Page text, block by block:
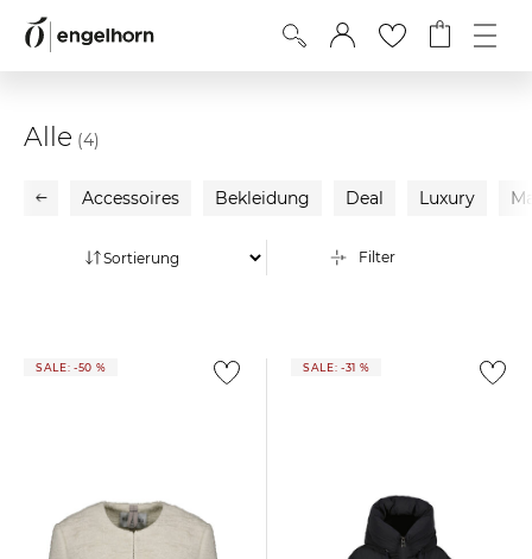
Alle (4)
Accessoires Bekleidung Deal Luxury
Filter
SALE: -50 % SALE: -31 %